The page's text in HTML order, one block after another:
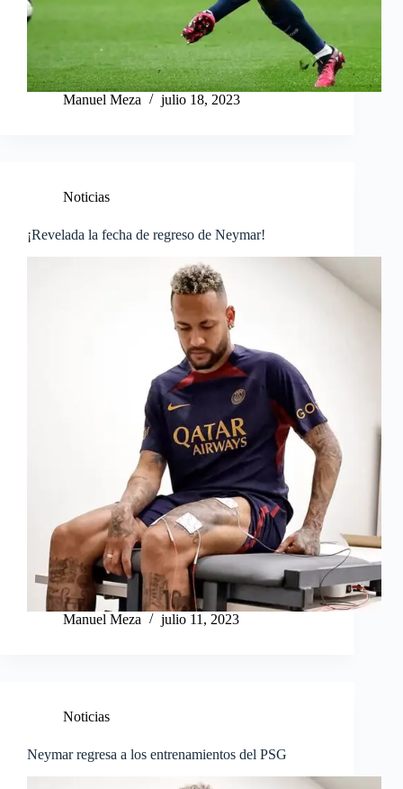
Manuel Meza julio 18, 2023
Noticias
¡Revelada la fecha de regreso de Neymar!
Manuel Meza julio 11, 2023
Noticias
Neymar regresa a los entrenamientos del PSG